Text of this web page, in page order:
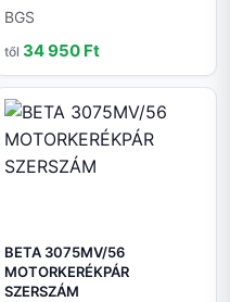
BGS
től 34 950 Ft
BETA 3075MV/56
MOTORKERÉKPÁR
SZERSZÁM